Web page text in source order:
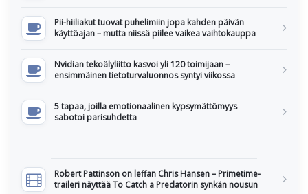
Pii-hiiliakut tuovat puhelimiin jopa kahden päivän
käyttöajan – mutta niissä piilee vaikea vaihtokauppa
Nvidian tekoälyliitto kasvoi yli 120 toimijaan –
ensimmäinen tietoturvaluonnos syntyi viikossa
5 tapaa, joilla emotionaalinen kypsymättömyys
sabotoi parisuhdetta
Robert Pattinson on leffan Chris Hansen – Primetime-
traileri näyttää To Catch a Predatorin synkän nousun